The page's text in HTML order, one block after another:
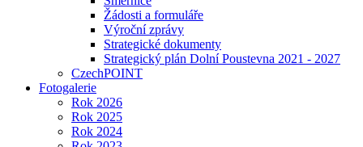
Žádosti a formuláře
Výroční zprávy
Strategické dokumenty
Strategický plán Dolní Poustevna 2021 - 2027
CzechPOINT
Fotogalerie
Rok 2026
Rok 2025
Rok 2024